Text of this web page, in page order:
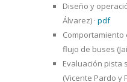
Diseño y
Álvarez) · pdf
flujo de buses
Evaluación pista
(Vicente Pardo y